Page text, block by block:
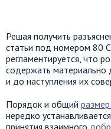
Решая получить
статьи под номером 80
регламентируется, что
содержать материально
и до наступления их
Порядок и общий
нередко
принятия взаимного